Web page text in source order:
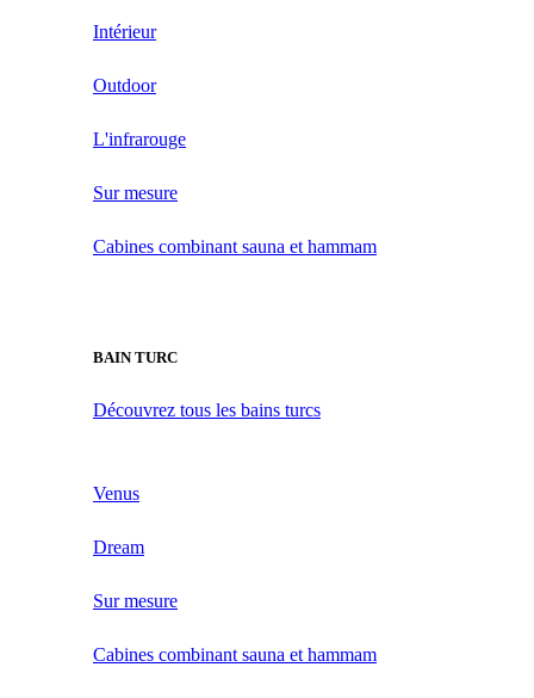
Intérieur
Outdoor
L'infrarouge
Sur mesure
Cabines combinant sauna et hammam
BAIN TURC
Découvrez tous les bains turcs
Venus
Dream
Sur mesure
Cabines combinant sauna et hammam